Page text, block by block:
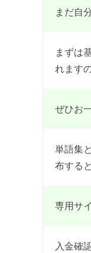
まだ自
まずは
れます
ぜひお
単語集
布する
専用サ
入金確